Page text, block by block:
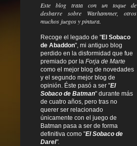
Este blog trata con un toque de
desbarre sobre Warhammer, otros
muchos juegos y pintura.
Recoge el legado de "El Sobaco
de Abaddon", mi antiguo blog
perdido en la disformidad que fue
premiado por la Forja de Marte
como el mejor blog de novedades
y el segundo mejor blog de
opinión. Éste pasó a ser "El
Sobaco de Batman" durante más
de cuatro años, pero tras no
querer ser relacionado
únicamente con el juego de
Batman pasa a ser de forma
definitiva como "El Sobaco de
Darel".